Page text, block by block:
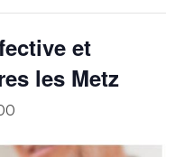
et
les Metz